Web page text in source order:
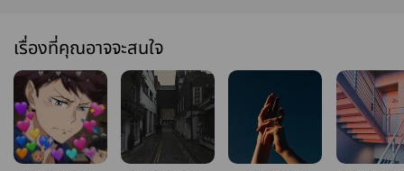
เรื่องที่คุณอาจจะสนใจ